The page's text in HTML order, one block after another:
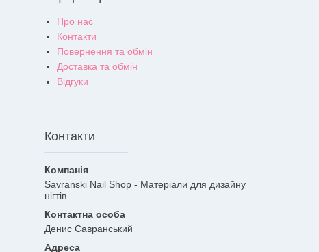
Про нас
Контакти
Повернення та обмін
Доставка та обмін
Відгуки
Контакти
Savranski Nail Shop - Матеріали для дизайну
нігтів
Денис Савранський